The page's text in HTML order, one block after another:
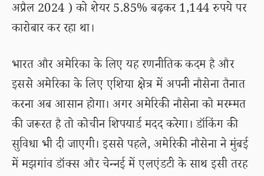
अप्रैल 2024 ) को शेयर 5.85% बढ़कर 1,144 रुपये पर
कारोबार कर रहा था।
भारत और अमेरिका के लिए यह रणनीतिक कदम है और
इससे अमेरिका के लिए एशिया क्षेत्र में अपनी नौसेना तैनात
करना अब आसान होगा। अगर अमेरिकी नौसेना को मरम्मत
की जरूरत है तो कोचीन शिपयार्ड मदद करेगा। डॉकिंग की
सुविधा भी दी जाएगी। इससे पहले, अमेरिकी नौसेना ने मुंबई
में मझगांव डॉक्स और चेन्नई में एलएंडटी के साथ इसी तरह